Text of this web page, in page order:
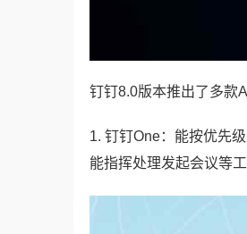
钉钉8.0版本推出了多款
1. 钉钉One：能按优先
能指挥处理发起会议等